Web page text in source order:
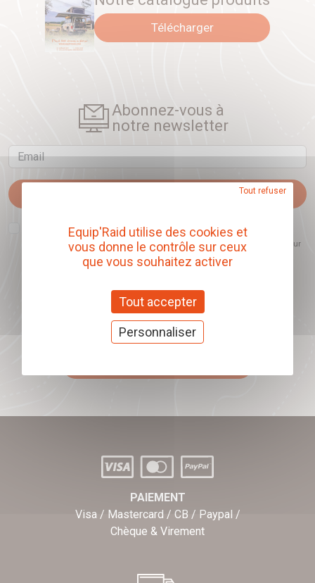
Télécharger
Abonnez-vous à
notre newsletter
Email
comprendre les sujets qui m'intéressent et d'améliorer les contenus
proposés. Ce choix est modifiable à tout moment et reste sans incidence sur
mon inscription.
Offrez nos chèques
cadeaux
PAIEMENT
Visa / Mastercard / CB / Paypal /
Chèque & Virement
Equip'Raid utilise des cookies et
vous donne le contrôle sur ceux
que vous souhaitez activer
Tout accepter
Tout refuser
Personnaliser